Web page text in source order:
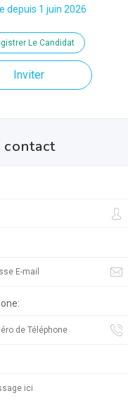
depuis 1 juin 2026
Le Candidat
Inviter
contact